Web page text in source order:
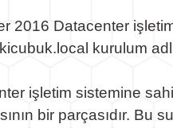
2016 Datacenter
kurulum
işletim sistemine
bir parçasıdır.